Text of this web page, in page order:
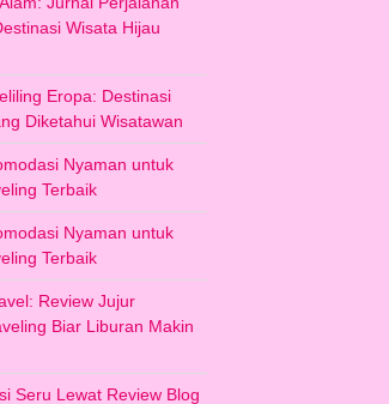
Wisata Hijau
Eropa: Destinasi
Diketahui Wisatawan
Nyaman untuk
Terbaik
Nyaman untuk
Terbaik
Review Jujur
Biar Liburan Makin
Seru Lewat Review Blog